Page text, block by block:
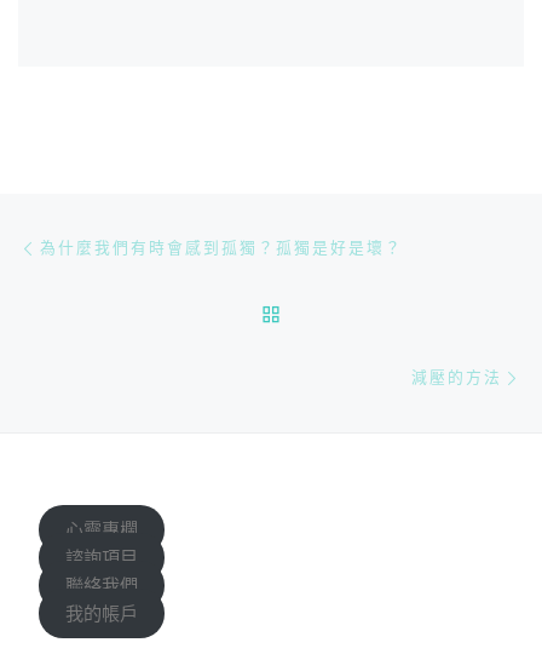
文章導航
為什麼我們有時會感到孤獨？孤獨是好是壞？
減壓的方法
心靈專欄
諮詢項目
聯絡我們
我的帳戶